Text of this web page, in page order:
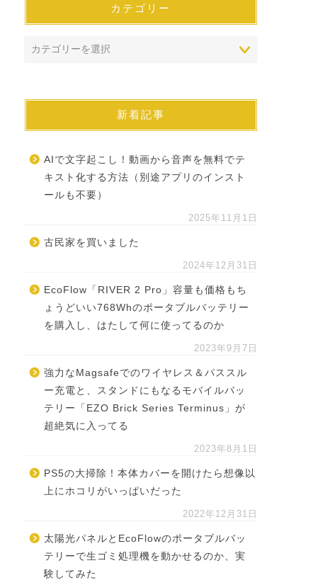
カテゴリー
新着記事
AIで文字起こし！動画から音声を無料でテ
キスト化する方法（別途アプリのインスト
ールも不要）
2025年11月1日
古民家を買いました
2024年12月31日
EcoFlow「RIVER 2 Pro」容量も価格もち
ょうどいい768Whのポータブルバッテリー
を購入し、はたして何に使ってるのか
2023年9月7日
強力なMagsafeでのワイヤレス＆パススル
ー充電と、スタンドにもなるモバイルバッ
テリー「EZO Brick Series Terminus」が
超絶気に入ってる
2023年8月1日
PS5の大掃除！本体カバーを開けたら想像以
上にホコリがいっぱいだった
2022年12月31日
太陽光パネルとEcoFlowのポータブルバッ
テリーで生ゴミ処理機を動かせるのか、実
験してみた